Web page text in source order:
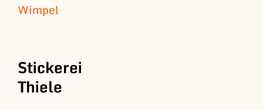
Wimpel
Stickerei
Thiele